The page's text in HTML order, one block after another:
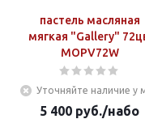
пастель масляная
мягкая "Gallery"
MOPV72W
Уточняйте наличие у
5 400 руб./набо